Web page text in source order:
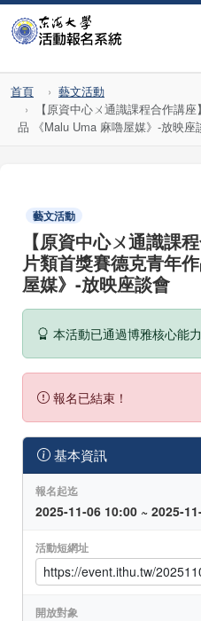
首頁
藝文活動
【原資中心ㄨ通識課程合作講
品 《Malu Uma 麻嚕屋媒》-放映座
藝文活動
【原資中心ㄨ通識課
片類首獎賽德克青年
屋媒》-放映座談會
本活動已通過博雅核心能
報名已結束！
基本資訊
報名起迄
2025-11-06 10:00 ~ 2025-
活動短網址
開放對象